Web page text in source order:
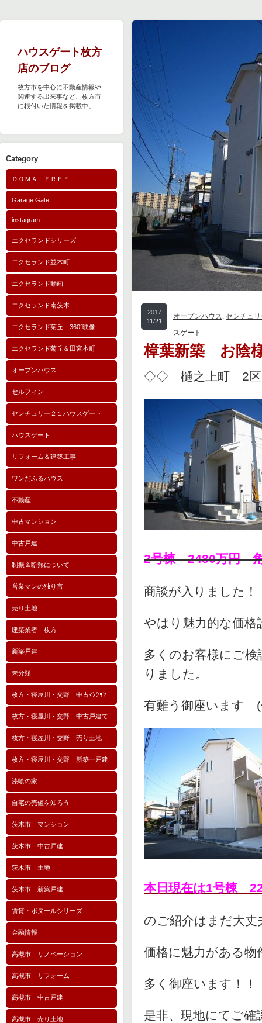
ハウスゲート枚方
店のブログ
枚方市を中心に不動産情報や
関連する出来事など、枚方市
に根付いた情報を掲載中。
Category
ＤＯＭＡ ＦＲＥＥ
Garage Gate
instagram
エクセランドシリーズ
エクセランド並木町
エクセランド動画
エクセランド南茨木
エクセランド菊丘 360°映像
エクセランド菊丘＆田宮本町
オープンハウス
セルフィン
センチュリー２１ハウスゲート
ハウスゲート
リフォーム＆建築工事
ワンだふるハウス
不動産
中古マンション
中古戸建
制振＆断熱について
営業マンの独り言
売り土地
建築業者 枚方
新築戸建
未分類
枚方・寝屋川・交野 中古ﾏﾝｼｮﾝ
枚方・寝屋川・交野 中古戸建て
枚方・寝屋川・交野 売り土地
枚方・寝屋川・交野 新築一戸建
漆喰の家
自宅の売値を知ろう
茨木市 マンション
茨木市 中古戸建
茨木市 土地
茨木市 新築戸建
賃貸・ボヌールシリーズ
金融情報
高槻市 リノベーション
高槻市 リフォーム
高槻市 中古戸建
高槻市 売り土地
2017
11/21
オープンハウス, センチュ
スゲート
樟葉新築 お陰
◇◇ 樋之上町 2
2号棟 2480万円
商談が入りました！
やはり魅力的な価
多くのお客様にご
りました。
有難う御座います
本日現在は1号棟
のご紹介はまだ大丈
価格に魅力がある
多く御座います！！
是非、現地にてご